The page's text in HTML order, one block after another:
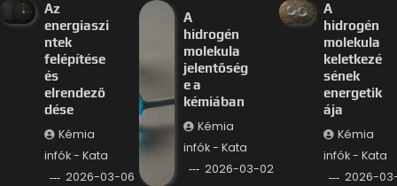
Az
energiaszi
ntek
felépítése
és
elrendező
dése
Kémia
infók - Kata
2026-03-06
A
hidrogén
molekula
jelentőség
e a
kémiában
Kémia
infók - Kata
2026-03-02
A
hidrogén
molekula
keletkezé
sének
energetik
ája
Kémia
infók - Kata
2026-